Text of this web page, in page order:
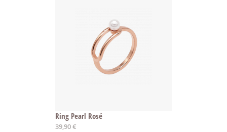
Ring Pearl Rosé
Ab
39,90 €